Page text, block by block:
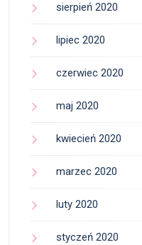
sierpień 2020
lipiec 2020
czerwiec 2020
maj 2020
kwiecień 2020
marzec 2020
luty 2020
styczeń 2020